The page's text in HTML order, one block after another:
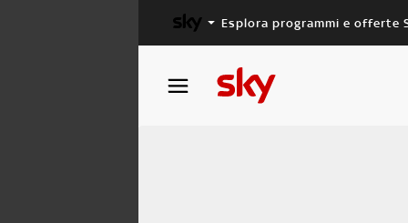
Esplora programmi e offerte